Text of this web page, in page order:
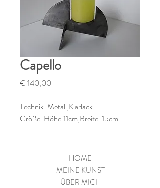
Capello
€ 140,00
Technik: Metall,Klarlack
Größe: Höhe:11cm,Breite: 15cm
HOME
MEINE KUNST
ÜBER MICH